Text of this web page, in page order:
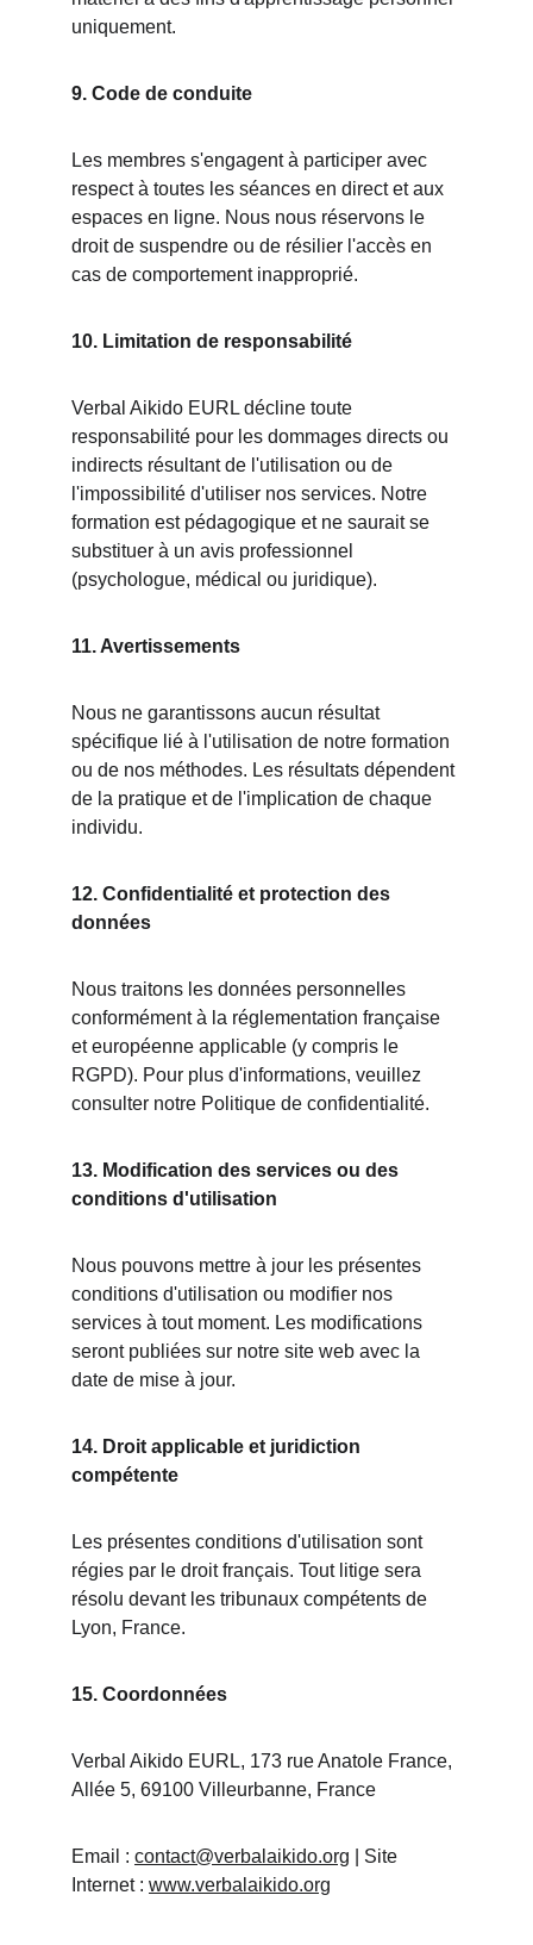
uniquement.
9. Code de conduite
Les membres s'engagent à participer avec
respect à toutes les séances en direct et aux
espaces en ligne. Nous nous réservons le
droit de suspendre ou de résilier l'accès en
cas de comportement inapproprié.
10. Limitation de responsabilité
Verbal Aikido EURL décline toute
responsabilité pour les dommages directs ou
indirects résultant de l'utilisation ou de
l'impossibilité d'utiliser nos services. Notre
formation est pédagogique et ne saurait se
substituer à un avis professionnel
(psychologue, médical ou juridique).
11. Avertissements
Nous ne garantissons aucun résultat
spécifique lié à l'utilisation de notre formation
ou de nos méthodes. Les résultats dépendent
de la pratique et de l'implication de chaque
individu.
12. Confidentialité et protection des
données
Nous traitons les données personnelles
conformément à la réglementation française
et européenne applicable (y compris le
RGPD). Pour plus d'informations, veuillez
consulter notre Politique de confidentialité.
13. Modification des services ou des
conditions d'utilisation
Nous pouvons mettre à jour les présentes
conditions d'utilisation ou modifier nos
services à tout moment. Les modifications
seront publiées sur notre site web avec la
date de mise à jour.
14. Droit applicable et juridiction
compétente
Les présentes conditions d'utilisation sont
régies par le droit français. Tout litige sera
résolu devant les tribunaux compétents de
Lyon, France.
15. Coordonnées
Verbal Aikido EURL, 173 rue Anatole France,
Allée 5, 69100 Villeurbanne, France
Email : contact@verbalaikido.org | Site
Internet : www.verbalaikido.org